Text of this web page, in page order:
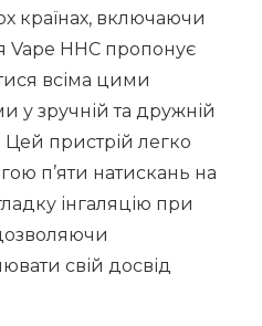
країнах, включаючи
Vape HHC пропонує
всіма цими
у зручній та дружній
пристрій легко
п’яти натискань на
інгаляцію при
свій досвід